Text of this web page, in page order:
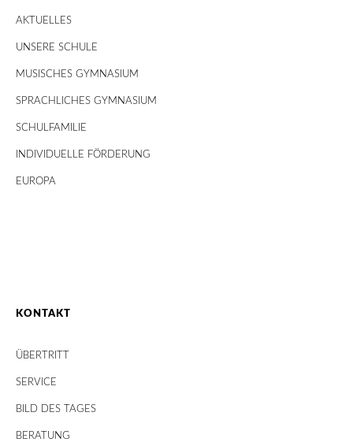
AKTUELLES
UNSERE SCHULE
MUSISCHES GYMNASIUM
SPRACHLICHES GYMNASIUM
SCHULFAMILIE
INDIVIDUELLE FÖRDERUNG
EUROPA
KONTAKT
ÜBERTRITT
SERVICE
BILD DES TAGES
BERATUNG